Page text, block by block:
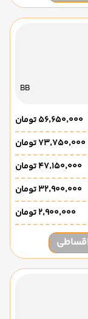
BB
۵۶٬۶۵۰٬۰۰۰ تومان
۷۳٬۷۵۰٬۰۰۰ تومان
۴۷٬۱۵۰٬۰۰۰ تومان
۳۲٬۹۰۰٬۰۰۰ تومان
۲٬۹۰۰٬۰۰۰ تومان